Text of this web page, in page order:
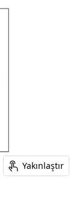
Yakınlaştır